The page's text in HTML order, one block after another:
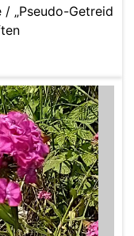
„Pseudo-Getreid